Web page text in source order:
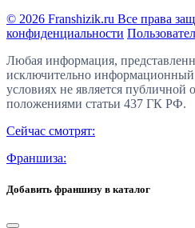
© 2026 Franshizik.ru Все права
конфиденциальности
Любая информация,
исключительно информационный
условиях не является публичной
положениями статьи 437 ГК РФ.
Сейчас смотрят:
Франшиза:
Добавить франшизу в каталог